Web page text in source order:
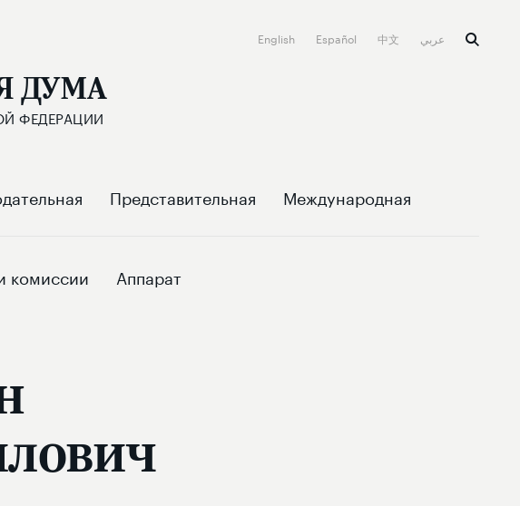
English Español 中文
ДУМА
ФЕДЕРАЦИИ
Представительная Международная
комиссии Аппарат